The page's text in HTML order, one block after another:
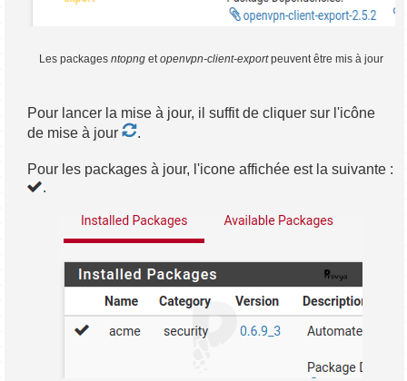
Les packages ntopngetopenvpn-client-exportpeuvent être mis à jour
Pour lancer la mise à jour, il suffit de cliquer sur l'icône
de mise à jour
.
Pour les packages à jour, l'icone affichée est la suivante :
.